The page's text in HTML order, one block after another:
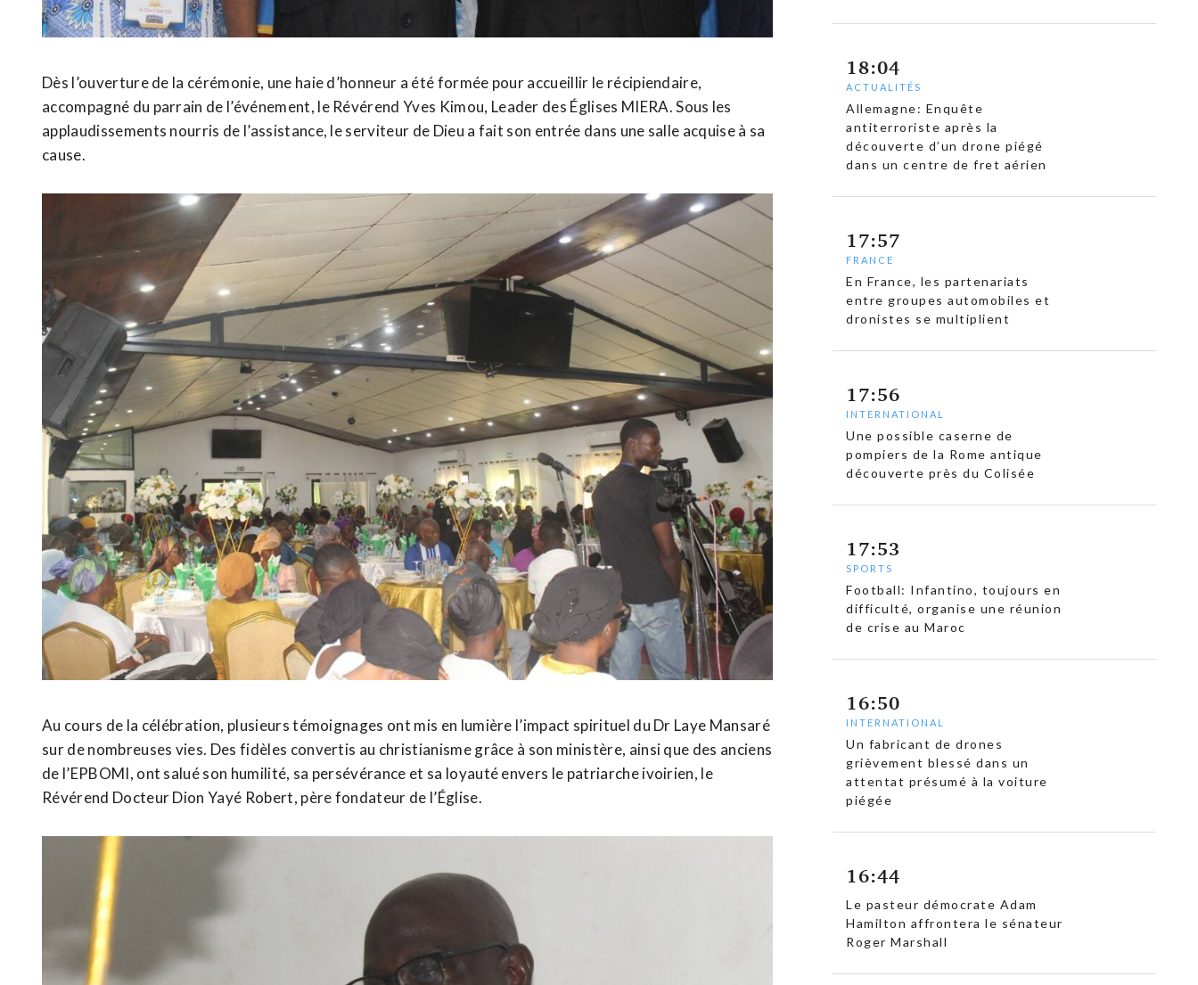
Dès l’ouverture de la cérémonie, une haie d’honneur a été formée pour accueillir le récipiendaire,
accompagné du parrain de l’événement, le Révérend Yves Kimou, Leader des Églises MIERA. Sous les
applaudissements nourris de l’assistance, le serviteur de Dieu a fait son entrée dans une salle acquise à sa
cause.
Au cours de la célébration, plusieurs témoignages ont mis en lumière l’impact spirituel du Dr Laye Mansaré
sur de nombreuses vies. Des fidèles convertis au christianisme grâce à son ministère, ainsi que des anciens
de l’EPBOMI, ont salué son humilité, sa persévérance et sa loyauté envers le patriarche ivoirien, le
Révérend Docteur Dion Yayé Robert, père fondateur de l’Église.
18:04
ACTUALITÉS
Allemagne: Enquête
antiterroriste après la
découverte d’un drone piégé
dans un centre de fret aérien
17:57
FRANCE
En France, les partenariats
entre groupes automobiles et
dronistes se multiplient
17:56
INTERNATIONAL
Une possible caserne de
pompiers de la Rome antique
découverte près du Colisée
17:53
SPORTS
Football: Infantino, toujours en
difficulté, organise une réunion
de crise au Maroc
16:50
INTERNATIONAL
Un fabricant de drones
grièvement blessé dans un
attentat présumé à la voiture
piégée
16:44
Le pasteur démocrate Adam
Hamilton affrontera le sénateur
Roger Marshall